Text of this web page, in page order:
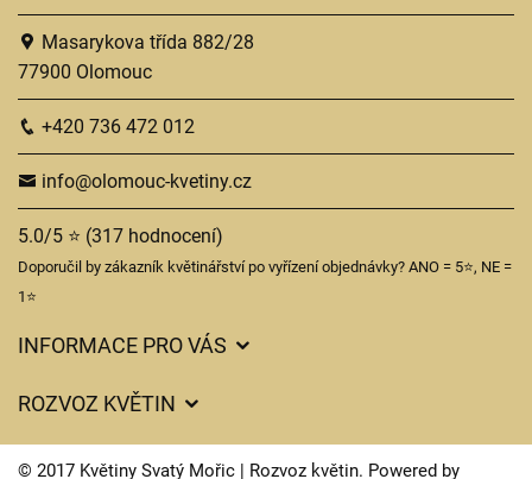
Masarykova třída 882/28
77900 Olomouc
+420 736 472 012
info@olomouc-kvetiny.cz
5.0/5 ⭐ (317 hodnocení)
Doporučil by zákazník květinářství po vyřízení objednávky? ANO = 5⭐, NE =
1⭐
INFORMACE PRO VÁS
Často kladené dotazy
ROZVOZ KVĚTIN
Ceny za doručení
© 2017 Květiny Svatý Mořic | Rozvoz květin. Powered by